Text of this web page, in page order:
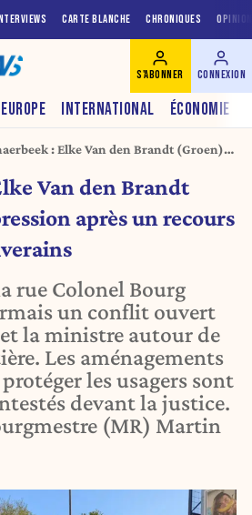
INTERVIEWS CARTE BLANCHE CHRONIQUES
EUROPE INTERNATIONAL ÉCONOMIE
S'ABONNER CONNEXION
: Elke Van den Brandt (Groen)
Van den Brandt
après un recours
rue Colonel Bourg
un conflit ouvert
la ministre autour de
Les aménagements
les usagers sont
devant la justice.
(MR) Martin